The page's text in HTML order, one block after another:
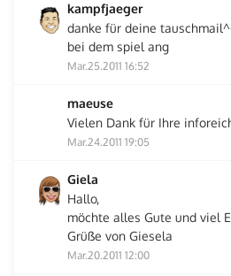
kampfjaeger
danke für deine
bei dem spiel ang
Mar.25.2011 16:52
maeuse
Vielen Dank für Ihre
Mar.24.2011 19:05
Giela
Hallo,
möchte alles Gute und viel
Grüße von Giesela
Mar.20.2011 12:00